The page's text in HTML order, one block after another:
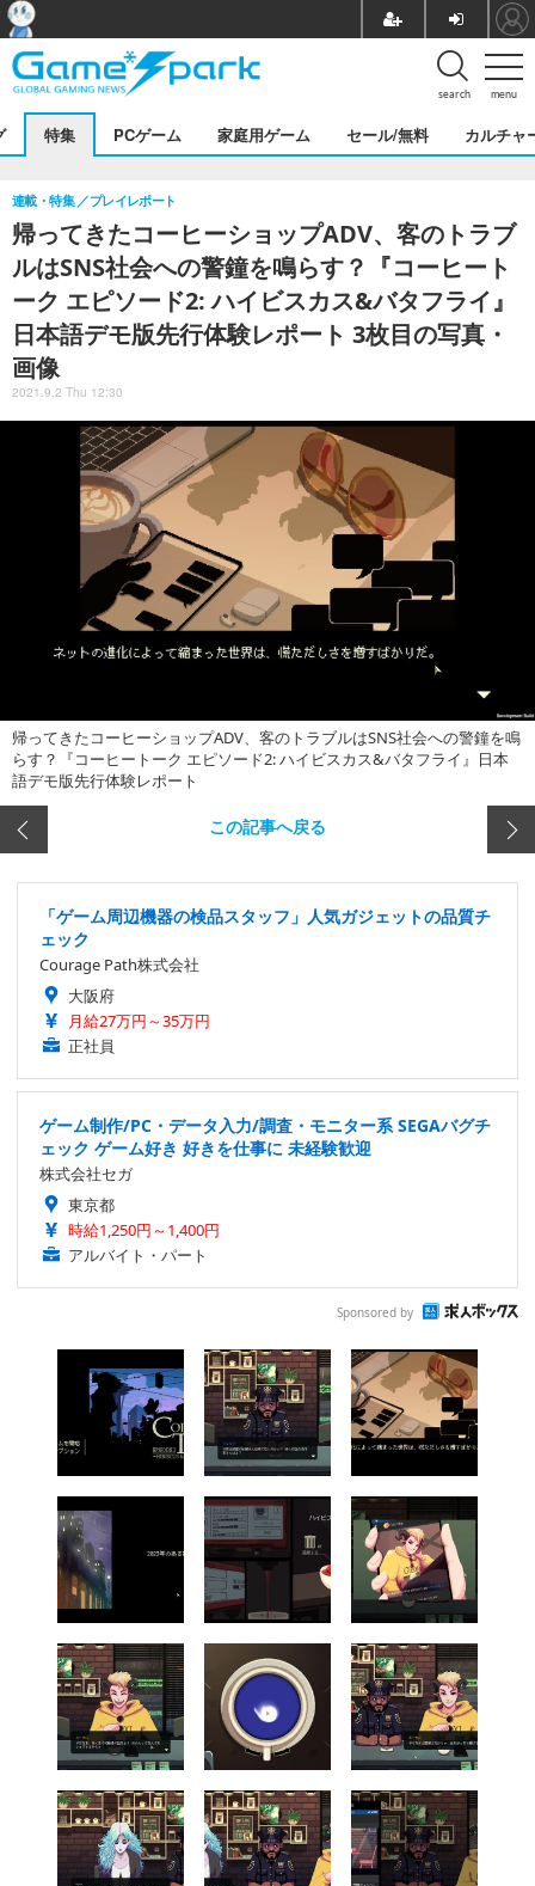
menu
search
特集 PCゲーム 家庭用ゲーム セール/無料 カルチャ
帰ってきたコーヒーショップADV、客のトラブ
ルはSNS社会への警鐘を鳴らす？『コーヒート
ーク エピソード2: ハイビスカス&バタフライ』
日本語デモ版先行体験レポート 3枚目の写真・
画像
連載・特集 プレイレポート
2021.9.2 Thu 12:30
帰ってきたコーヒーショップADV、客のトラブルはSNS社会への警鐘を鳴
らす？『コーヒートーク エピソード2: ハイビスカス&バタフライ』日本
語デモ版先行体験レポート
この記事へ戻る
「ゲーム周辺機器の検品スタッフ」人気ガジェットの品質チ
ェック
Courage Path株式会社
大阪府
月給27万円～35万円
正社員
ゲーム制作/PC・データ入力/調査・モニター系 SEGAバグチ
ェック ゲーム好き 好きを仕事に 未経験歓迎
株式会社セガ
東京都
時給1,250円～1,400円
アルバイト・パート
Sponsored by